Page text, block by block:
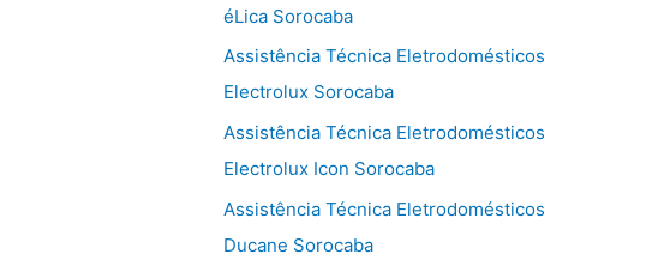
éLica Sorocaba
Assistência Técnica Eletrodomésticos
Electrolux Sorocaba
Assistência Técnica Eletrodomésticos
Electrolux Icon Sorocaba
Assistência Técnica Eletrodomésticos
Ducane Sorocaba